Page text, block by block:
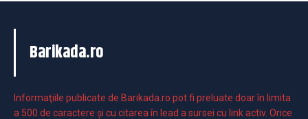
Barikada.ro
Informaţiile publicate de Barikada.ro pot fi preluate doar în limita
a 500 de caractere şi cu citarea în lead a sursei cu link activ. Orice